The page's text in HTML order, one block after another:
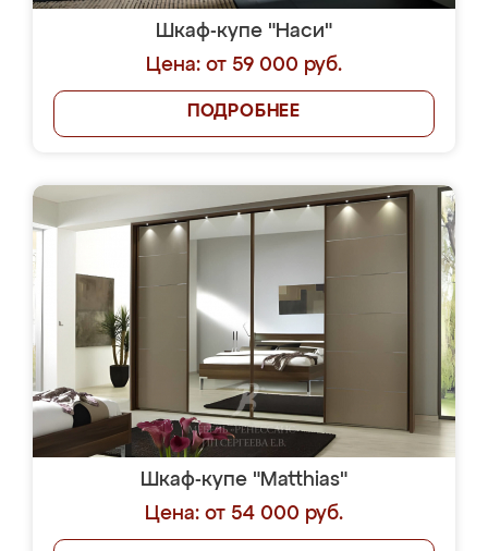
Шкаф-купе "Наси"
Цена: от 59 000 руб.
ПОДРОБНЕЕ
Шкаф-купе "Matthias"
Цена: от 54 000 руб.